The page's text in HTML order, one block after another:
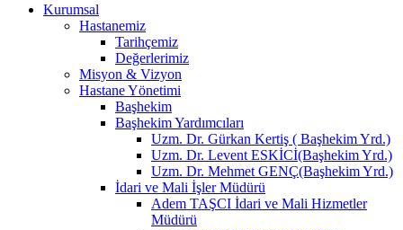
Kurumsal
Hastanemiz
Tarihçemiz
Değerlerimiz
Misyon & Vizyon
Hastane Yönetimi
Başhekim
Başhekim Yardımcıları
Uzm. Dr. Gürkan Kertiş ( Başhekim Yrd.)
Uzm. Dr. Levent ESKİCİ(Başhekim Yrd.)
Uzm. Dr. Mehmet GENÇ(Başhekim Yrd.)
İdari ve Mali İşler Müdürü
Adem TAŞCI İdari ve Mali Hizmetler
Müdürü